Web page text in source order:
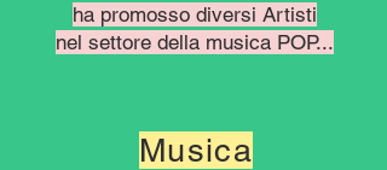
ha promosso diversi Artisti
nel settore della musica POP...
Musica